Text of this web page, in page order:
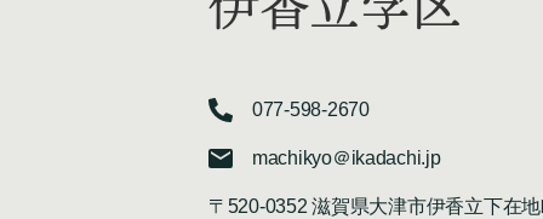
077-598-2670
machikyo＠ikadachi.jp
〒520-0352 滋賀県大津市伊香立下在